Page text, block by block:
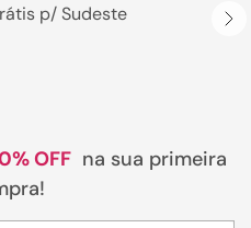
p/ Sudeste
OFF na sua primeira